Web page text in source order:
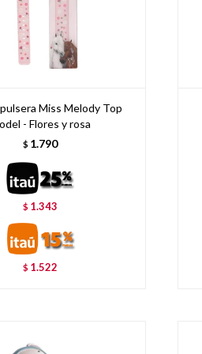
Miss Melody Top
- Flores y rosa
$ 1.790
$ 1.343
$ 1.522